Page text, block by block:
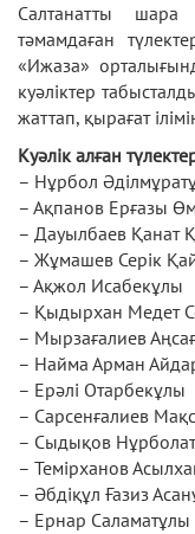
Салтанатты шара
тәмамдаған
«Ижаза»
куәліктер
жаттап, қырағат
Куәлік алған
– Нұрбол
– Ақпанов Ерғазы
– Дауылбаев Қанат
– Жұмашев Серік
– Ақжол Исабекұлы
– Қыдырхан Медет
– Мырзағалиев
– Найма Арман
– Ерәлі Отарбекұлы
– Сарсенғалиев
– Сыдықов
– Темірханов
– Әбдіқұл Ғазиз
– Ернар Саламатұлы